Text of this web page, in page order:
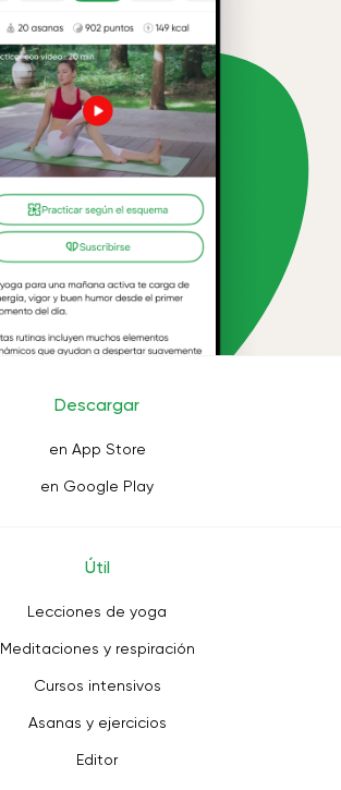
Descargar
en App Store
en Google Play
Útil
Lecciones de yoga
Meditaciones y respiración
Cursos intensivos
Asanas y ejercicios
Editor